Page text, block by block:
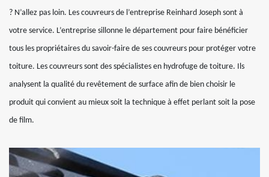
? N’allez pas loin. Les couvreurs de l’entreprise Reinhard Joseph sont à
votre service. L’entreprise sillonne le département pour faire bénéficier
tous les propriétaires du savoir-faire de ses couvreurs pour protéger votre
toiture. Les couvreurs sont des spécialistes en hydrofuge de toiture. Ils
analysent la qualité du revêtement de surface afin de bien choisir le
produit qui convient au mieux soit la technique à effet perlant soit la pose
de film.